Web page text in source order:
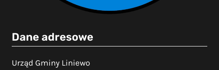
Dane adresowe
Urząd Gminy Liniewo